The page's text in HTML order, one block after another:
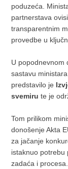
poduzeća.
partnerstava
transparentnim
provedbe u
U popodnevnom
sastavu
predstavilo je
svemiru te je
Tom prilikom
donošenje Akta
za jačanje
istaknuo potrebu
zadaća i